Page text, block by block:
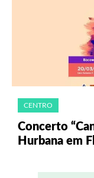
CENTRO
Concerto
Hurbana em